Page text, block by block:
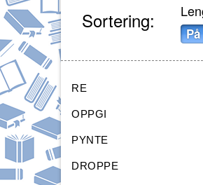
Sortering:
På
RE
OPPGI
PYNTE
DROPPE